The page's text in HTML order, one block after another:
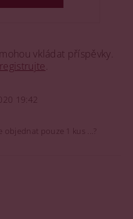
vkládat příspěvky.
registrujte
19:42
objednat pouze 1 kus ...?